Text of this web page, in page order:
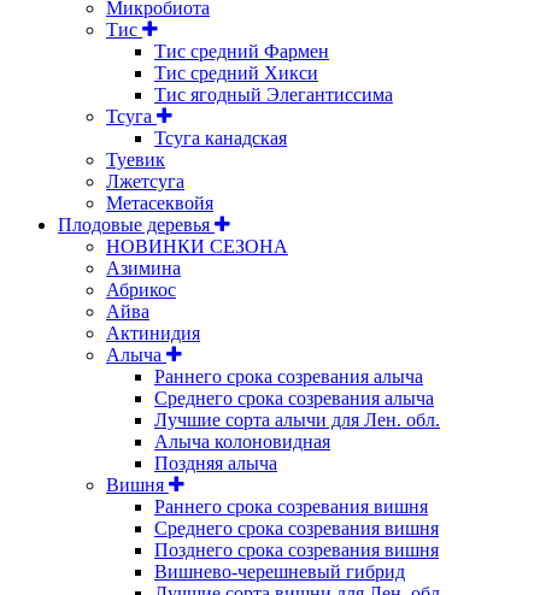
Микробиота
Тис
Тис средний Фармен
Тис средний Хикси
Тис ягодный Элегантиссима
Тсуга
Тсуга канадская
Туевик
Лжетсуга
Метасеквойя
Плодовые деревья
НОВИНКИ СЕЗОНА
Азимина
Абрикос
Айва
Актинидия
Алыча
Раннего срока созревания алыча
Среднего срока созревания алыча
Лучшие сорта алычи для Лен. обл.
Алыча колоновидная
Поздняя алыча
Вишня
Раннего срока созревания вишня
Среднего срока созревания вишня
Позднего срока созревания вишня
Вишнево-черешневый гибрид